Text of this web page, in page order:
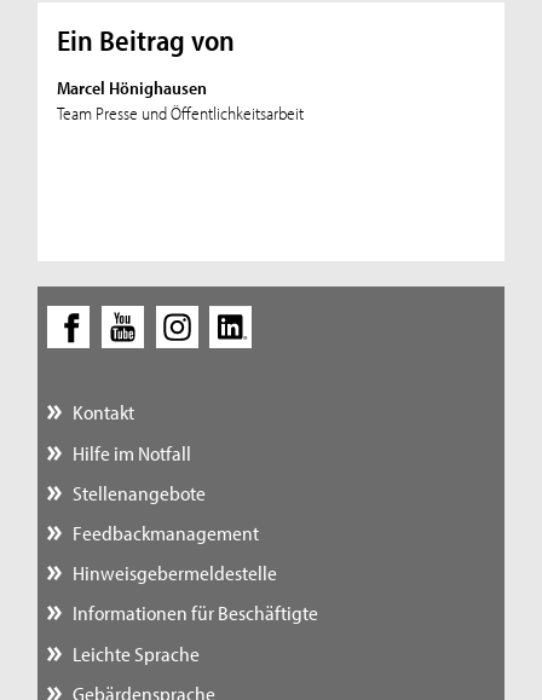
Ein Beitrag von
Marcel Hönighausen
Team Presse und Öffentlichkeitsarbeit
Kontakt
Hilfe im Notfall
Stellenangebote
Feedbackmanagement
Hinweisgebermeldestelle
Informationen für Beschäftigte
Leichte Sprache
Gebärdensprache